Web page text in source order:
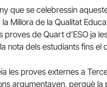
que se celebressin
Millora de la Qualitat
de Quart d’ESO ja
nota dels estudiants fins el
les proves externes a
argumentaven, perquè la